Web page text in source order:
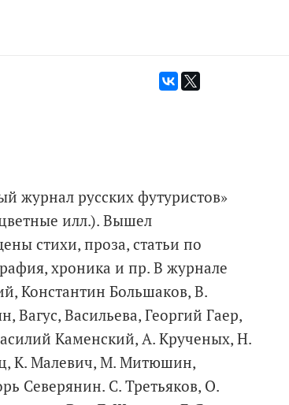
журнал русских футуристов»
илл.). Вышел
стихи, проза, статьи по
хроника и пр. В журнале
Константин Большаков, В.
Вагус, Васильева, Георгий Гаер,
Каменский, А. Крученых, Н.
К. Малевич, М. Митюшин,
Северянин. С. Третьяков, О.